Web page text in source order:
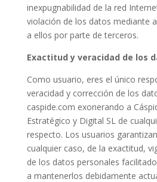
inexpugnabilidad de la red
violación de los datos mediante
a ellos por parte de terceros.
Exactitud y veracidad de los
Como usuario, eres el único
veracidad y corrección de los
caspide.com exonerando a
Estratégico y Digital SL de
respecto. Los usuarios
cualquier caso, de la exactitud,
de los datos personales
a mantenerlos debidamente